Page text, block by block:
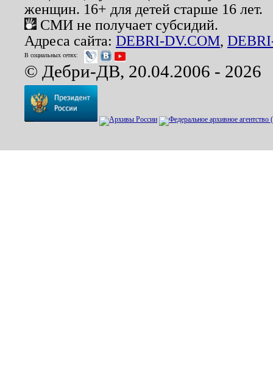
женщин. 16+ для детей старше 16 лет.
СМИ не получает субсидий.
Адреса сайта: DEBRI-DV.COM,
В социальных сетях:
© Дебри-ДВ, 20.04.2006 - 2026